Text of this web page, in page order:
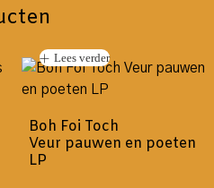
Lees verder
Boh Foi Toch
Veur pauwen en poeten
LP